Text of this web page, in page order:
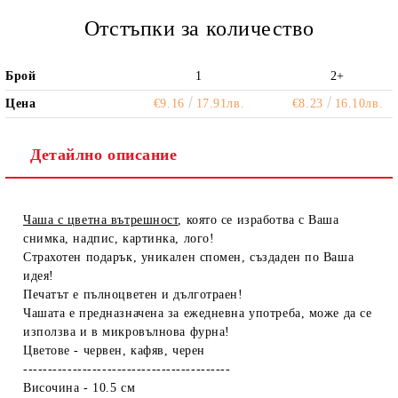
Отстъпки за количество
Брой 1 2+
Цена €9.16 17.91лв. €8.23 16.10лв.
Детайлно описание
Чаша с цветна вътрешност, която се изработва с Ваша
снимка, надпис, картинка, лого!
Страхотен подарък, уникален спомен, създаден по Ваша
идея!
Печатът е пълноцветен и дълготраен!
Чашата е предназначена за ежедневна употреба, може да се
използва и в микровълнова фурна!
Цветове - червен, кафяв, черен
------------------------------------------
Височина - 10.5 см